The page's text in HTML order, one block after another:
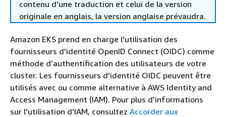
contenu d'une traduction et celui de la version
originale en anglais, la version anglaise prévaudra.
Amazon EKS prend en charge l'utilisation des
fournisseurs d'identité OpenID Connect (OIDC) comme
méthode d'authentification des utilisateurs de votre
cluster. Les fournisseurs d'identité OIDC peuvent être
utilisés avec ou comme alternative à AWS Identity and
Access Management (IAM). Pour plus d'informations
sur l'utilisation d'IAM, consultez Accorder aux